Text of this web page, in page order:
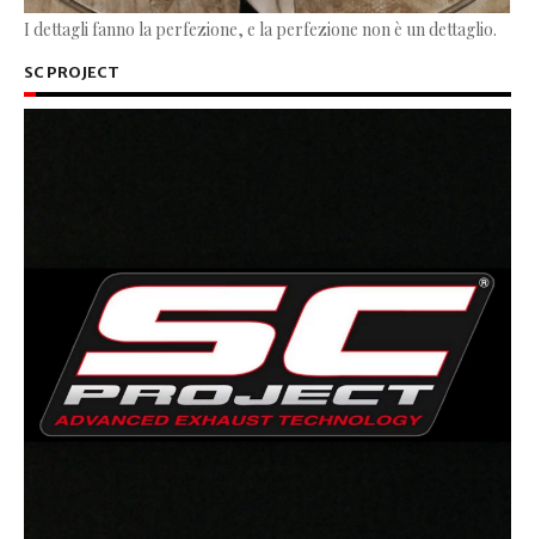
I dettagli fanno la perfezione, e la perfezione non è un dettaglio.
SC PROJECT